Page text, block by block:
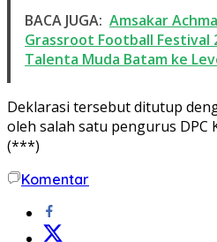
BACA JUGA: Amsakar
Grassroot Football Festival
Talenta Muda Batam ke
Deklarasi tersebut ditutup
oleh salah satu pengurus DPC
(***)
Komentar